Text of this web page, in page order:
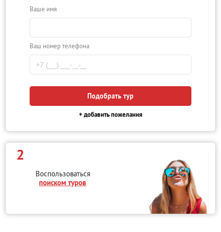
Ваше имя
Ваш номер телефона
Подобрать тур
+ добавить пожелания
2
Воспользоваться
поиском туров